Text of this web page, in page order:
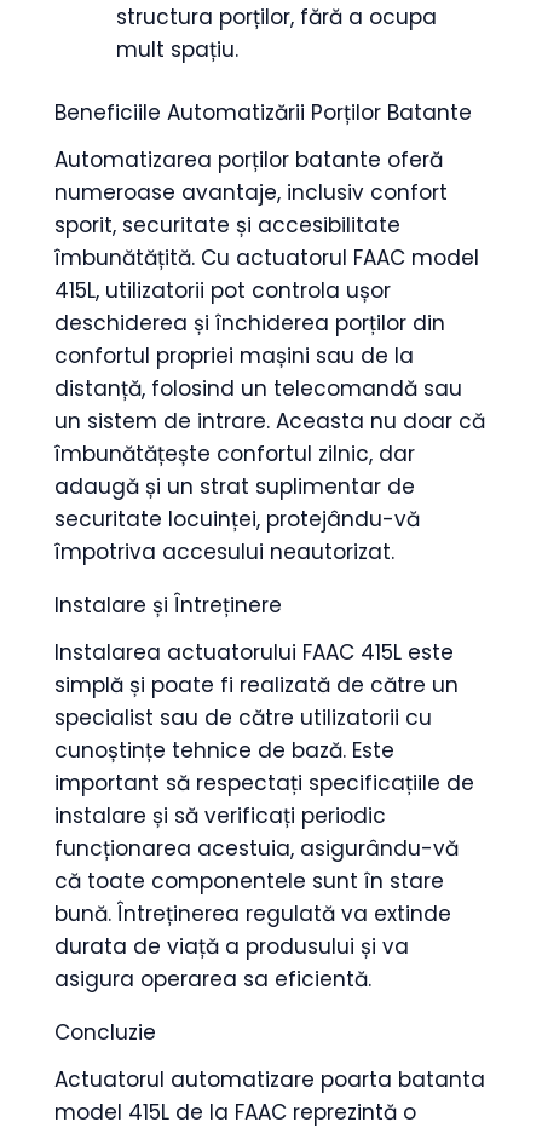
structura porților, fără a ocupa
mult spațiu.
Beneficiile Automatizării Porților Batante
Automatizarea porților batante oferă
numeroase avantaje, inclusiv confort
sporit, securitate și accesibilitate
îmbunătățită. Cu actuatorul FAAC model
415L, utilizatorii pot controla ușor
deschiderea și închiderea porților din
confortul propriei mașini sau de la
distanță, folosind un telecomandă sau
un sistem de intrare. Aceasta nu doar că
îmbunătățește confortul zilnic, dar
adaugă și un strat suplimentar de
securitate locuinței, protejându-vă
împotriva accesului neautorizat.
Instalare și Întreținere
Instalarea actuatorului FAAC 415L este
simplă și poate fi realizată de către un
specialist sau de către utilizatorii cu
cunoștințe tehnice de bază. Este
important să respectați specificațiile de
instalare și să verificați periodic
funcționarea acestuia, asigurându-vă
că toate componentele sunt în stare
bună. Întreținerea regulată va extinde
durata de viață a produsului și va
asigura operarea sa eficientă.
Concluzie
Actuatorul automatizare poarta batanta
model 415L de la FAAC reprezintă o